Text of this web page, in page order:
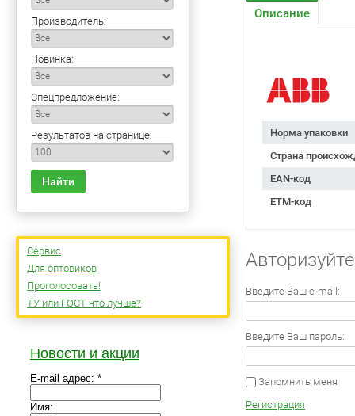
Производитель:
Новинка:
Спецпредложение:
Результатов на странице:
Найти
Сервис
Для оптовиков
Проголосовать!
ТУ или ГОСТ что лучше?
Новости и акции
E-mail адрес: *
Имя:
Описание
Норма упаковки
Страна
EAN-код
ETM-код
Введите Ваш e-mail:
Введите Ваш пароль:
Запомнить меня
Регистрация